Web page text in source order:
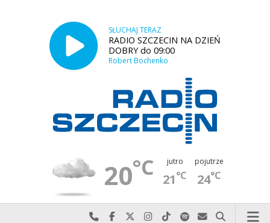
SŁUCHAJ TERAZ
RADIO SZCZECIN NA DZIEŃ
DOBRY do 09:00
Robert Bochenko
20°C jutro
21°C
pojutrze
24°C
Najlepiej po prostu do nas zadzwoń
Odwiedź nas na Facebook-u
Odwiedź nas na X
Odwiedź nas na Instagram-ie
Odwiedź nas na TikTok-u
Szukaj nas na Spotify
Wyślij do nas
Szukaj